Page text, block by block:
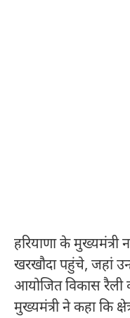
हरियाणा के
खरखौदा पहुंचे, जहां
आयोजित विकास रैली
मुख्यमंत्री ने कहा कि